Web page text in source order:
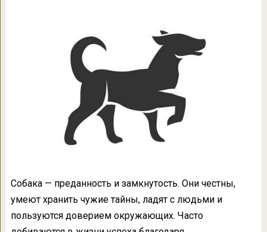
Собака — преданность и замкнутость. Они честны,
умеют хранить чужие тайны, ладят с людьми и
пользуются доверием окружающих. Часто